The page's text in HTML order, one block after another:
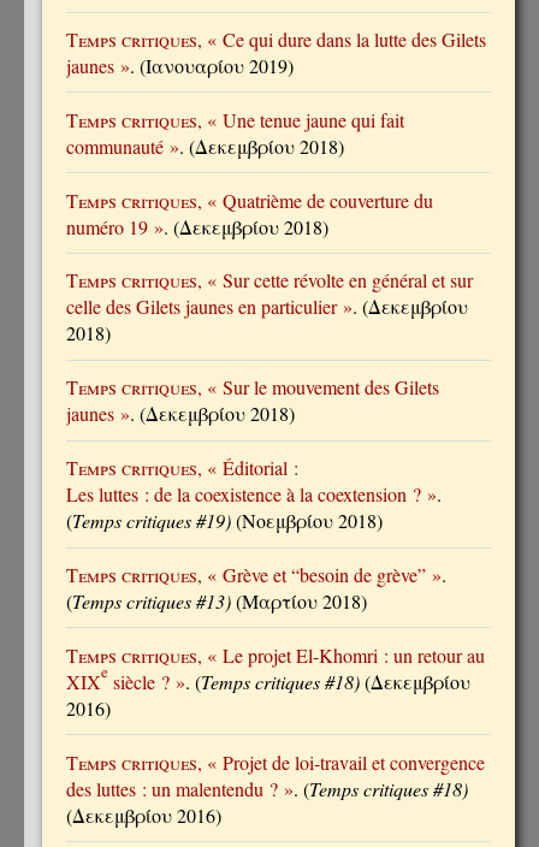
Temps critiques, « Ce qui dure dans la lutte des Gilets
jaunes ». (Ιανουαρίου 2019)
Temps critiques, « Une tenue jaune qui fait
communauté ». (Δεκεμβρίου 2018)
Temps critiques, « Quatrième de couverture du
numéro 19 ». (Δεκεμβρίου 2018)
Temps critiques, « Sur cette révolte en général et sur
celle des Gilets jaunes en particulier ». (Δεκεμβρίου
2018)
Temps critiques, « Sur le mouvement des Gilets
jaunes ». (Δεκεμβρίου 2018)
Temps critiques, « Éditorial :
Les luttes : de la coexistence à la coextension ? ».
(Temps critiques #19)(Νοεμβρίου 2018)
Temps critiques, « Grève et “besoin de grève” ».
(Temps critiques #13)(Μαρτίου 2018)
Temps critiques, « Le projet El-Khomri : un retour au
XIXe siècle ? ». (Temps critiques #18)(Δεκεμβρίου
2016)
Temps critiques, « Projet de loi-travail et convergence
des luttes : un malentendu ? ». (Temps critiques #18)
(Δεκεμβρίου 2016)